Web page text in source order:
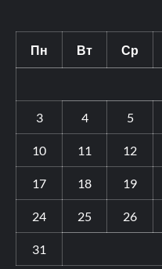
Пн Вт Ср
3 4 5
10 11 12
17 18 19
24 25 26
31